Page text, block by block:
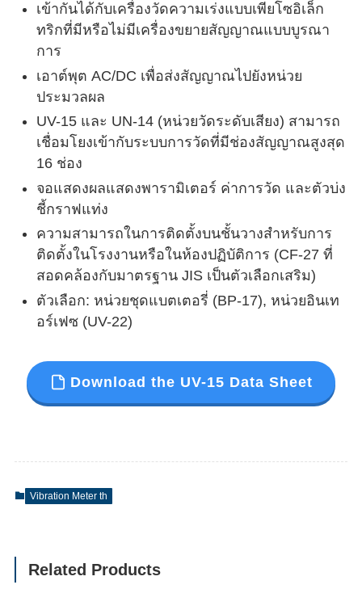
เข้ากันได้กับเครื่องวัดความเร่งแบบเพียโซอิเล็ก
ทริกที่มีหรือไม่มีเครื่องขยายสัญญาณแบบบูรณา
การ
เอาต์พุต AC/DC เพื่อส่งสัญญาณไปยังหน่วย
ประมวลผล
UV-15 และ UN-14 (หน่วยวัดระดับเสียง) สามารถ
เชื่อมโยงเข้ากับระบบการวัดที่มีช่องสัญญาณสูงสุด
16 ช่อง
จอแสดงผลแสดงพารามิเตอร์ ค่าการวัด และตัวบ่ง
ชี้กราฟแท่ง
ความสามารถในการติดตั้งบนชั้นวางสำหรับการ
ติดตั้งในโรงงานหรือในห้องปฏิบัติการ (CF-27 ที่
สอดคล้องกับมาตรฐาน JIS เป็นตัวเลือกเสริม)
ตัวเลือก: หน่วยชุดแบตเตอรี่ (BP-17), หน่วยอินเท
อร์เฟซ (UV-22)
Download the UV-15 Data Sheet
Vibration Meter th
Related Products